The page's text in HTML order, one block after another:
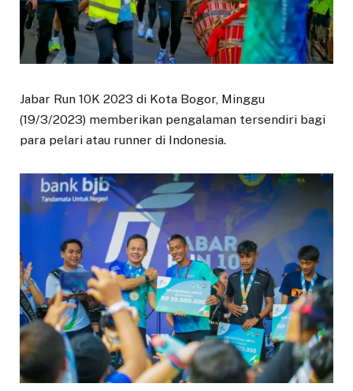
Jabar Run 10K 2023 di Kota Bogor, Minggu
(19/3/2023) memberikan pengalaman tersendiri bagi
para pelari atau runner di Indonesia.